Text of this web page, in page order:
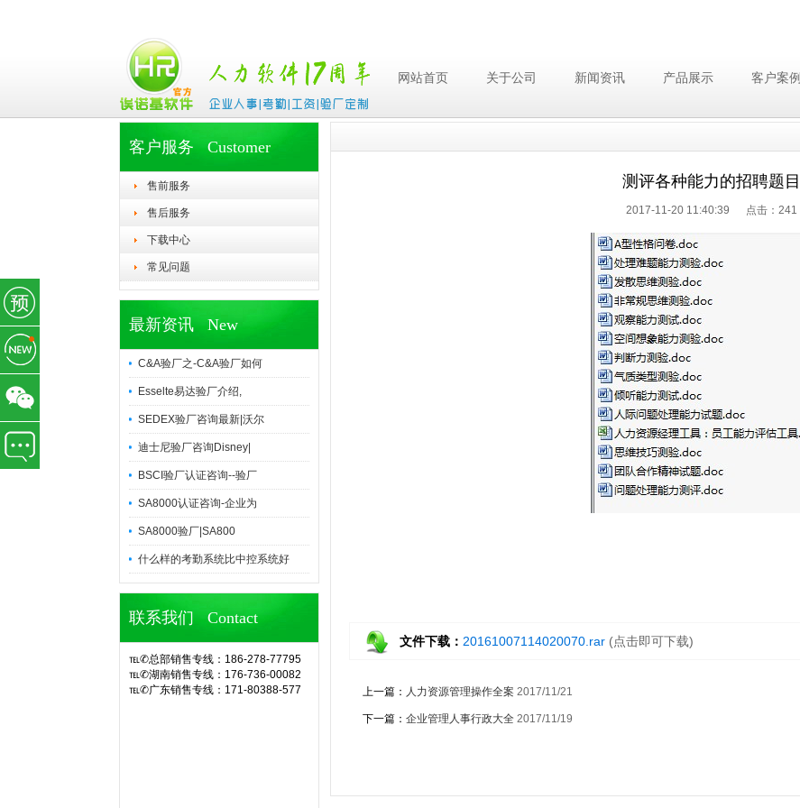
网站首页 关于公司 新闻资讯 产品展示 客户案例
客户服务 Customer
售前服务
售后服务
下载中心
常见问题
最新资讯 New
C&A验厂之-C&A验厂如何
Esselte易达验厂介绍,
SEDEX验厂咨询最新|沃尔
迪士尼验厂咨询Disney|
BSCI验厂认证咨询--验厂
SA8000认证咨询-企业为
SA8000验厂|SA800
什么样的考勤系统比中控系统好
联系我们 Contact
℡✆总部销售专线：186-278-77795
℡✆湖南销售专线：176-736-00082
℡✆广东销售专线：171-80388-577
测评各种能力的招聘题目
2017-11-20 11:40:39 点击： 241
文件下载： 20161007114020070.rar (点击即可下载)
上一篇： 人力资源管理操作全案 2017/11/21
下一篇： 企业管理人事行政大全 2017/11/19